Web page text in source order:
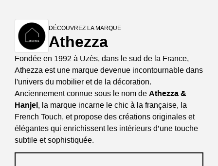
DÉCOUVREZ LA MARQUE
Athezza
Fondée en 1992 à Uzès, dans le sud de la France,
Athezza est une marque devenue incontournable dans
l'univers du mobilier et de la décoration.
Anciennement connue sous le nom de Athezza &
Hanjel , la marque incarne le chic à la française, la
French Touch, et propose des créations originales et
élégantes qui enrichissent les intérieurs d’une touche
subtile et sophistiquée.